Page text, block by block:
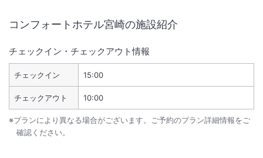
コンフォートホテル宮崎の施設紹介
チェックイン・チェックアウト情報
チェックイン 15:00
チェックアウト 10:00
※プランにより異なる場合がございます。ご予約のプラン詳細情報をご
確認ください。